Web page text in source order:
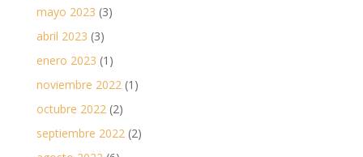
mayo 2023 (3)
abril 2023 (3)
enero 2023 (1)
noviembre 2022(1)
octubre 2022(2)
septiembre 2022(2)